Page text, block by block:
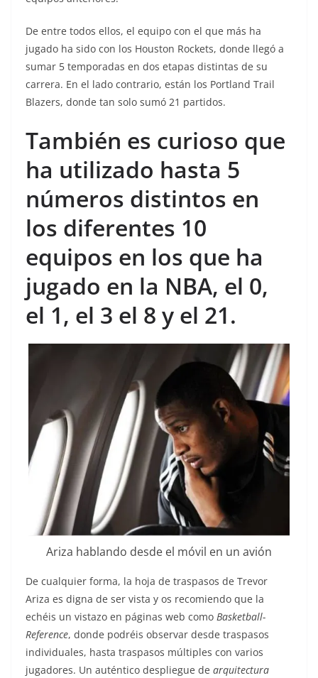
De entre todos ellos, el equipo con el que más ha
jugado ha sido con los Houston Rockets, donde llegó a
sumar 5 temporadas en dos etapas distintas de su
carrera. En el lado contrario, están los Portland Trail
Blazers, donde tan solo sumó 21 partidos.
También es curioso que
ha utilizado hasta 5
números distintos en
los diferentes 10
equipos en los que ha
jugado en la NBA, el 0,
el 1, el 3 el 8 y el 21.
Ariza hablando desde el móvil en un avión
De cualquier forma, la hoja de traspasos de Trevor
Ariza es digna de ser vista y os recomiendo que la
echéis un vistazo en páginas web como Basketball-
Reference, donde podréis observar desde traspasos
individuales, hasta traspasos múltiples con varios
jugadores. Un auténtico despliegue de arquitectura